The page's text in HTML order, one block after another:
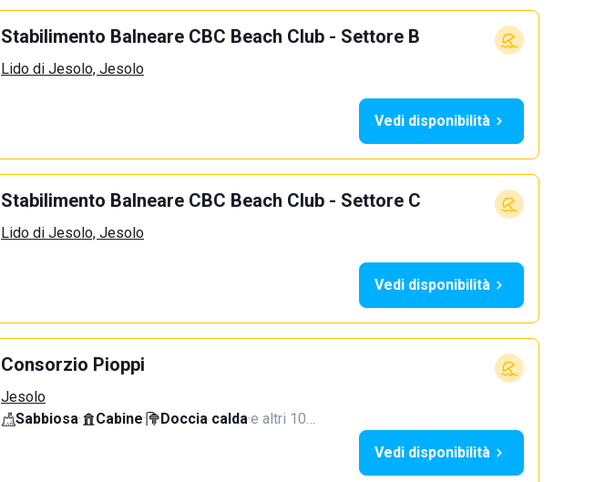
Stabilimento Balneare CBC Beach Club - Settore B
Lido di Jesolo, Jesolo
Vedi disponibilità
Stabilimento Balneare CBC Beach Club - Settore C
Lido di Jesolo, Jesolo
Vedi disponibilità
Consorzio Pioppi
Jesolo
Sabbiosa· Cabine· Doccia calda·e altri 10…
Vedi disponibilità